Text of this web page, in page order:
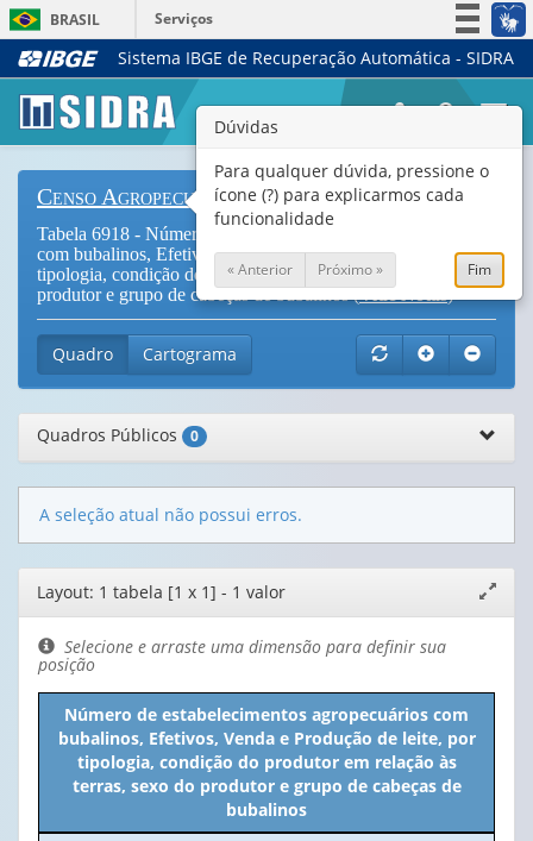
BRASIL
Serviços
Simplifique!
Legislação
Canais
Sistema IBGE de Recuperação Automática - SIDRA
Censo Agropecuário
Tabela 6918 - Número de estabelecimentos agropecuários
com bubalinos, Efetivos, Venda e Produção de leite, por
tipologia, condição do produtor em relação às terras, sexo do
produtor e grupo de cabeças de bubalinos (Vide Notas
Quadro Cartograma
Quadros Públicos 0
A seleção atual não possui erros.
Editor
de
layout
janela
Layout: 1 tabela [1 x 1] - 1 valor
Selecione e arraste uma dimensão para definir sua
posição
Número de estabelecimentos agropecuários com
bubalinos, Efetivos, Venda e Produção de leite, por
tipologia, condição do produtor em relação às
terras, sexo do produtor e grupo de cabeças de
bubalinos
Dúvidas
Para qualquer dúvida, pressione o
ícone (?) para explicarmos cada
funcionalidade
« Anterior Próximo » Fim